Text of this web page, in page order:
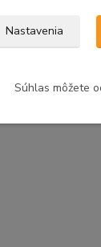
Nastavenia
Súhlas môžete